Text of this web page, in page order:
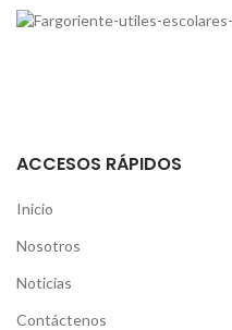
ACCESOS RÁPIDOS
Inicio
Nosotros
Noticias
Contáctenos